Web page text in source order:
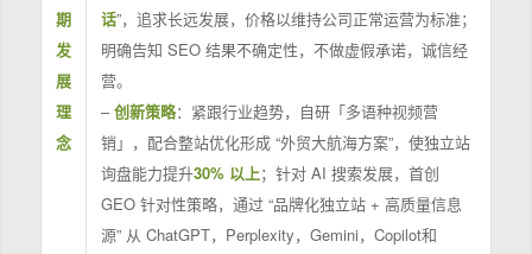
期
发
展
理
念
话”，追求长远发展，价格以维持公司正常运营为标准；
明确告知 SEO 结果不确定性，不做虚假承诺，诚信经
营。
–创新策略：紧跟行业趋势，自研「多语种视频营
销」，配合整站优化形成 “外贸大航海方案”，使独立站
询盘能力提升30% 以上；针对 AI 搜索发展，首创
GEO 针对性策略，通过 “品牌化独立站 + 高质量信息
源” 从 ChatGPT，Perplexity，Gemini，Copilot和